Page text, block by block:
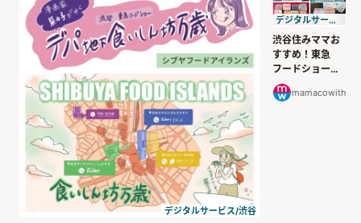
デジタルサービス/渋谷
デジタルサービス/渋谷
渋谷住みママお
すすめ！東急
フードショー
エッジで見つけ
た、気持ちを届
mamacowith